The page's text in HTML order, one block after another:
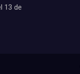
13 de